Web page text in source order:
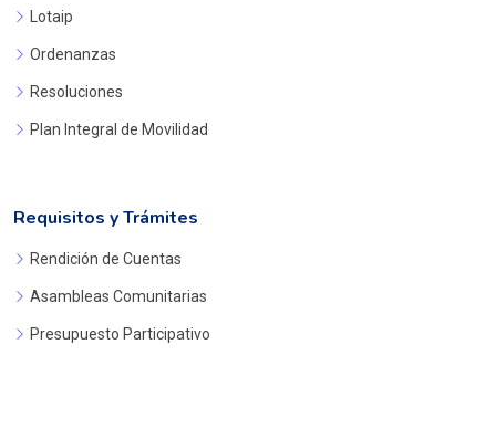
Lotaip
Ordenanzas
Resoluciones
Plan Integral de Movilidad
Requisitos y Trámites
Rendición de Cuentas
Asambleas Comunitarias
Presupuesto Participativo